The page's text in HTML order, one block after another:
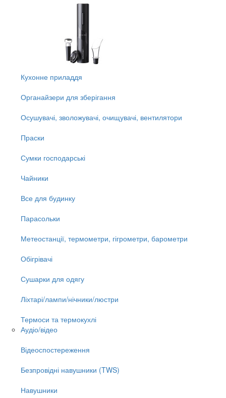
Кухонне приладдя
Органайзери для зберігання
Осушувачі, зволожувачі, очищувачі, вентилятори
Праски
Сумки господарські
Чайники
Все для будинку
Парасольки
Метеостанції, термометри, гігрометри, барометри
Обігрівачі
Сушарки для одягу
Ліхтарі/лампи/нічники/люстри
Термоси та термокухлі
Аудіо/відео
Відеоспостереження
Безпровідні навушники (TWS)
Навушники